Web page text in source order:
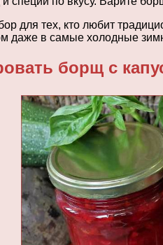
для тех, кто любит
даже в самые холодные
борщ с